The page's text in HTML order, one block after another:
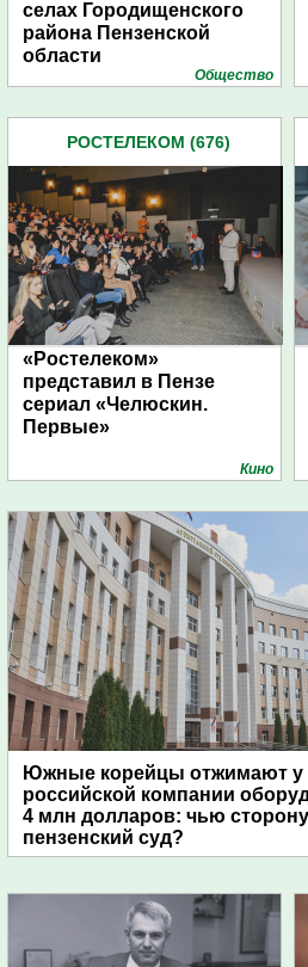
селах Городищенского
района Пензенской
области
Общество
РОСТЕЛЕКОМ (676)
«Ростелеком»
представил в Пензе
сериал «Челюскин.
Первые»
Кино
Южные корейцы отжимают у
российской компании
4 млн долларов: чью
пензенский суд?